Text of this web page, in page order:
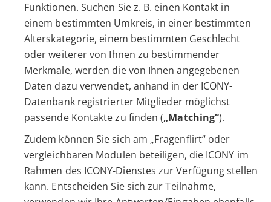
Funktionen. Suchen Sie z. B. einen Kontakt in
einem bestimmten Umkreis, in einer bestimmten
Alterskategorie, einem bestimmten Geschlecht
oder weiterer von Ihnen zu bestimmender
Merkmale, werden die von Ihnen angegebenen
Daten dazu verwendet, anhand in der ICONY-
Datenbank registrierter Mitglieder möglichst
passende Kontakte zu finden („Matching“).
Zudem können Sie sich am „Fragenflirt“ oder
vergleichbaren Modulen beteiligen, die ICONY im
Rahmen des ICONY-Dienstes zur Verfügung stellen
kann. Entscheiden Sie sich zur Teilnahme,